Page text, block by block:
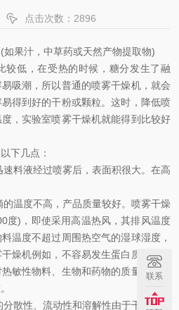
点击次数：2896
果汁，中草药或天然产物提取物)
较低，在受热的时候，糖分发生了融
吸潮，所以普通的喷雾干燥机，就会
得到好的干粉或颗粒。这时，降低喷
，实验室喷雾干燥机就能得到比较好
下几点：
料液经过喷雾后，表面积很大。在高
温度不高，产品质量较好。喷雾干燥
度)，即使采用高温热风，其排风温度
温度不超过周围热空气的湿球湿度，
燥机例如，不容易发生蛋白质变化、
敏性物料、生物和药物的质量，基本
散性、流动性和溶解性由于干燥过程
联系